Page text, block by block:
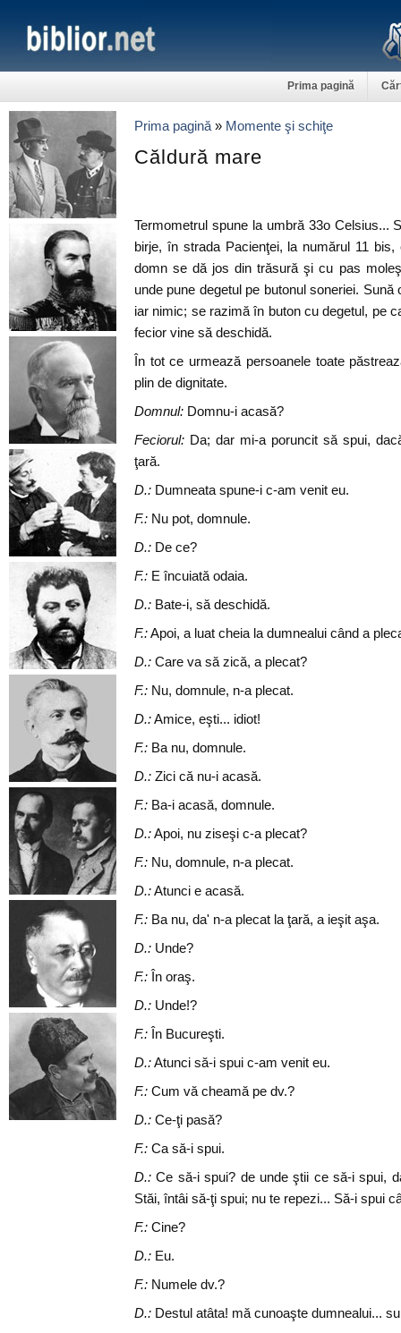
Prima pagină
Prima pagină » Momente şi schiţe
Căldură mare
Termometrul spune la umbră 33o Celsius...
birje, în strada Pacienţei, la numărul 11
domn se dă jos din trăsură şi cu pas
unde pune degetul pe butonul soneriei.
iar nimic; se razimă în buton cu degetul, pe
fecior vine să deschidă.
În tot ce urmează persoanele toate
plin de dignitate.
Domnul: Domnu-i acasă?
Feciorul: Da; dar mi-a poruncit să spui,
ţară.
D.: Dumneata spune-i c-am venit eu.
F.: Nu pot, domnule.
D.: De ce?
F.: E încuiată odaia.
D.: Bate-i, să deschidă.
F.:Apoi, a luat cheia la dumnealui când a
D.: Care va să zică, a plecat?
F.: Nu, domnule, n-a plecat.
D.:Amice, eşti... idiot!
F.: Ba nu, domnule.
D.: Zici că nu-i acasă.
F.: Ba-i acasă, domnule.
D.:Apoi, nu ziseşi c-a plecat?
F.: Nu, domnule, n-a plecat.
D.:Atunci e acasă.
F.: Ba nu, da' n-a plecat la ţară, a ieşit aşa.
D.: Unde?
F.: În oraş.
D.: Unde!?
F.: În Bucureşti.
D.:Atunci să-i spui c-am venit eu.
F.: Cum vă cheamă pe dv.?
D.: Ce-ţi pasă?
F.: Ca să-i spui.
D.: Ce să-i spui? de unde ştii ce să-i spui,
Stăi, întâi să-ţi spui; nu te repezi... Să-i spui
F.: Cine?
D.: Eu.
F.: Numele dv.?
D.: Destul atâta! mă cunoaşte dumnealui...